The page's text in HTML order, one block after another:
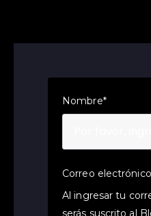
Nombre*
Correo electrónico
Al ingresar tu
serás suscrito al